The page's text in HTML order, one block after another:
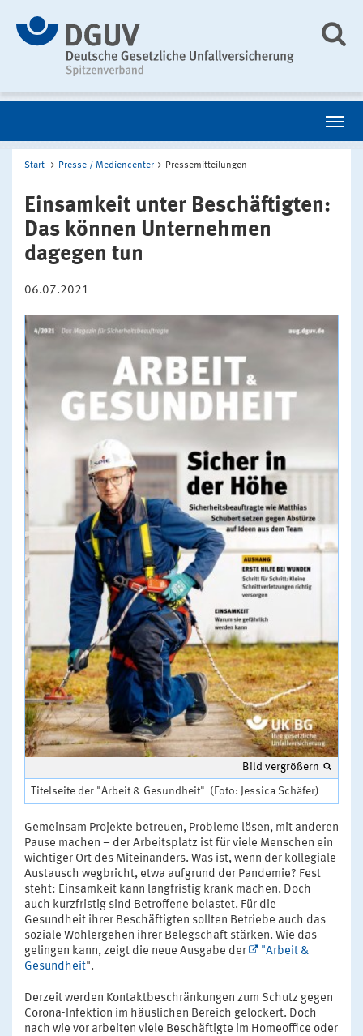
Start Presse / Mediencenter Pressemitteilungen
Einsamkeit unter Beschäftigten:
Das können Unternehmen
dagegen tun
06.07.2021
Bild vergrößern
Titelseite der "Arbeit & Gesundheit" (Foto: Jessica Schäfer)
Gemeinsam Projekte betreuen, Probleme lösen, mit anderen
Pause machen – der Arbeitsplatz ist für viele Menschen ein
wichtiger Ort des Miteinanders. Was ist, wenn der kollegiale
Austausch wegbricht, etwa aufgrund der Pandemie? Fest
steht: Einsamkeit kann langfristig krank machen. Doch
auch kurzfristig sind Betroffene belastet. Für die
Gesundheit ihrer Beschäftigten sollten Betriebe auch das
soziale Wohlergehen ihrer Belegschaft stärken. Wie das
gelingen kann, zeigt die neue Ausgabe der
"Arbeit &
Gesundheit".
Derzeit werden Kontaktbeschränkungen zum Schutz gegen
Corona-Infektion im häuslichen Bereich gelockert. Doch
nach wie vor arbeiten viele Beschäftigte im Homeoffice oder